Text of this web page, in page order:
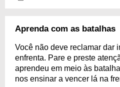
Aprenda com as batalhas
Você não deve reclamar dar
enfrenta. Pare e preste
aprendeu em meio às
nos ensinar a vencer lá na